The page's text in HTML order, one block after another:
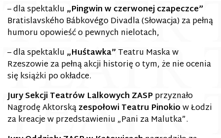
– dla spektaklu „Pingwin w czerwonej czapeczce”
Bratislavského Bábkovégo Divadla (Słowacja) za pełną
humoru opowieść o pewnych nielotach,
– dla spektaklu „Huśtawka” Teatru Maska w
Rzeszowie za pełną akcji historię o tym, że nie ocenia
się książki po okładce.
Jury Sekcji Teatrów Lalkowych ZASPprzyznało
Nagrodę Aktorskązespołowi Teatru Pinokiow Łodzi
za kreacje w przedstawieniu „Pani za Malutka”.